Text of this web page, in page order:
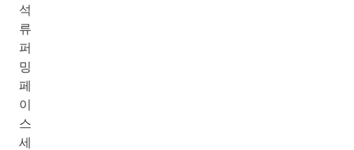
석
류
퍼
밍
페
이
스
세